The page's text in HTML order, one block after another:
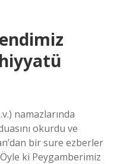
namazlarında
okurdu ve
bir sure ezberler
ki Peygamberimiz